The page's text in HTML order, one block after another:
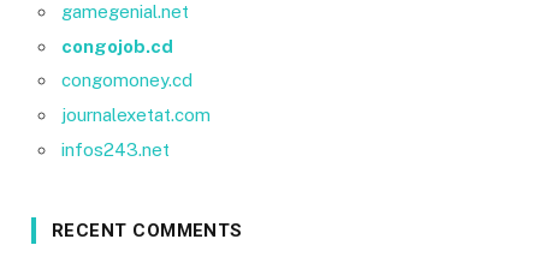
gamegenial.net
congojob.cd
congomoney.cd
journalexetat.com
infos243.net
RECENT COMMENTS